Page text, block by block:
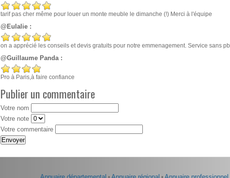
tarif pas cher même pour louer un monte meuble le dimanche (!) Merci à l'équipe
@Eulalie :
on a apprécié les conseils et devis gratuits pour notre emmenagement. Service sans pb
@Guillaume Panda :
Pro à Paris,à faire confiance
Publier un commentaire
Votre nom
Votre note
Votre commentaire